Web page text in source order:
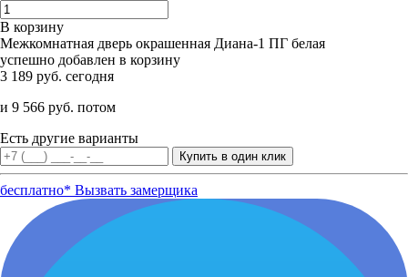
В корзину
Межкомнатная дверь окрашенная Диана-1 ПГ белая
успешно добавлен в корзину
3 189 руб. сегодня
и 9 566 руб. потом
Есть другие варианты
бесплатно* Вызвать замерщика